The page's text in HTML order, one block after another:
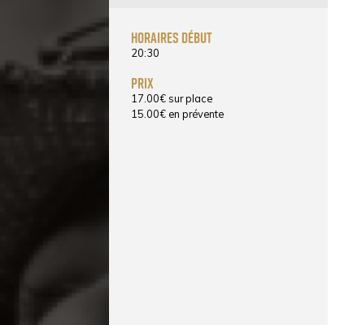
horaires début
20:30
prix
17.00€ sur place
15.00€ en prévente